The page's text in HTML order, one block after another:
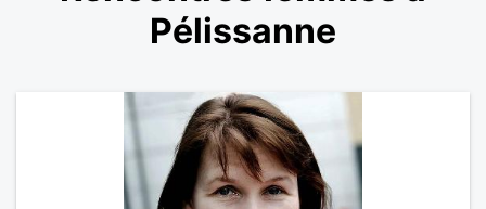
Pélissanne